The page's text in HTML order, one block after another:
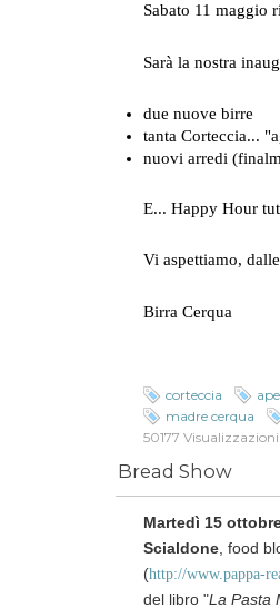
Sabato 11 maggio
Sarà la nostra
due nuove birre
tanta Corteccia...
nuovi arredi
E... Happy Hour
Vi aspettiamo,
Birra Cerqua
corteccia
madre cerqua
50177 Visualizzazioni
Bread Show
Martedì 15
Scialdone , food
(http://www.pappa-
del libro "La Pasta